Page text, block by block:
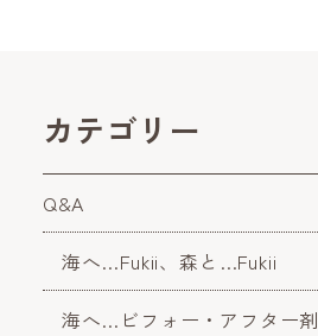
カテゴリー
Q&A
海へ…Fukii、森と…Fukii
海へ…ビフォー・アフター剤